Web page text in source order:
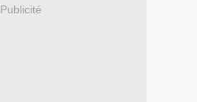
Publicité